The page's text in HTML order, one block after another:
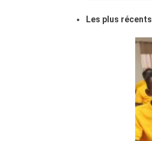
Les plus récents